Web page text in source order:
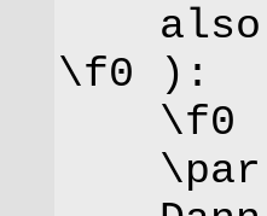
also
\f0 ):
\f0
\par